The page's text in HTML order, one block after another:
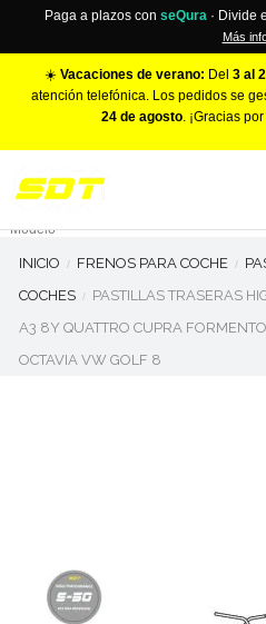
Paga a plazos con seQura · Divide
Más
☀️ Vacaciones de verano: Del 3 al
atención telefónica. Los pedidos se
24 de agosto. ¡Gracias
Make
Modelo
INICIO FRENOS PARA COCHE
COCHES
PASTILLAS TRASERAS
A3 8Y QUATTRO CUPRA
OCTAVIA VW GOLF 8